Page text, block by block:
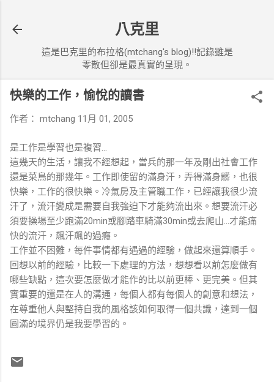
八克里
這是巴克里的布拉格(mtchang's blog)!!記錄雖是
零散但卻是最真實的呈現。
快樂的工作，愉悅的讀書
作者： mtchang 11月 01, 2005
是工作是學習也是複習...
這幾天的生活，讓我不經想起，當兵的那一年及剛出社會工作
還是菜鳥的那幾年。工作即使留的滿身汗，弄得滿身髒，也很
快樂，工作的很快樂。冷氣房及主管職工作，已經讓我很少流
汗了，流汗變成是需要自我強迫下才能夠流出來。想要流汗必
須要操場至少跑滿20min或腳踏車騎滿30min或去爬山...才能痛
快的流汗，飆汗飆的過癮。
工作並不困難，每件事情都有遇過的經驗，做起來還算順手。
回想以前的經驗，比較一下處理的方法，想想看以前怎麼做有
哪些缺點，這次要怎麼做才能作的比以前更棒、更完美。但其
實重要的還是在人的溝通，每個人都有每個人的創意和想法，
在尊重他人與堅持自我的風格該如何取得一個共識，達到一個
圓滿的境界仍是我要學習的。